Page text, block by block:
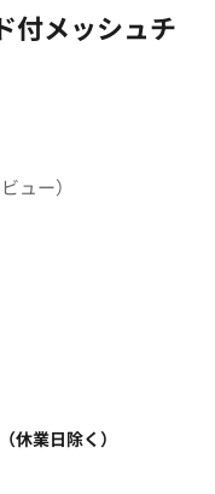
付メッシュチ
ュー）
休業日除く）